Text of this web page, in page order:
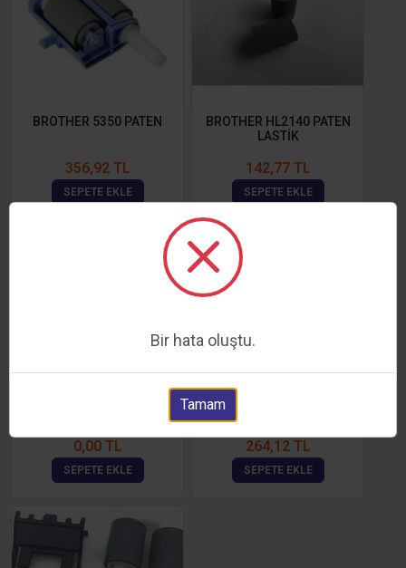
BROTHER 5350 PATEN
356,92 TL
SEPETE EKLE
BROTHER HL2140 PATEN
LASTİK
142,77 TL
SEPETE EKLE
0,00 TL
SEPETE EKLE
BROTHER HL1110 PATEN
264,12 TL
SEPETE EKLE
Bir hata oluştu.
Tamam